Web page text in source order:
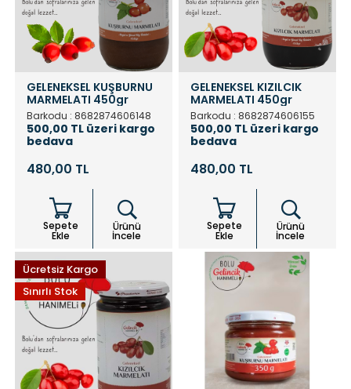
GELENEKSEL KUŞBURNU
MARMELATI 450gr
Barkodu : 8682874606148
500,00 TL üzeri kargo
bedava
480,00 TL
Sepete
Ekle
Ürünü
İncele
GELENEKSEL KIZILCIK
MARMELATI 450gr
Barkodu : 8682874606155
500,00 TL üzeri kargo
bedava
480,00 TL
Sepete
Ekle
Ürünü
İncele
Ücretsiz Kargo
Sınırlı Stok